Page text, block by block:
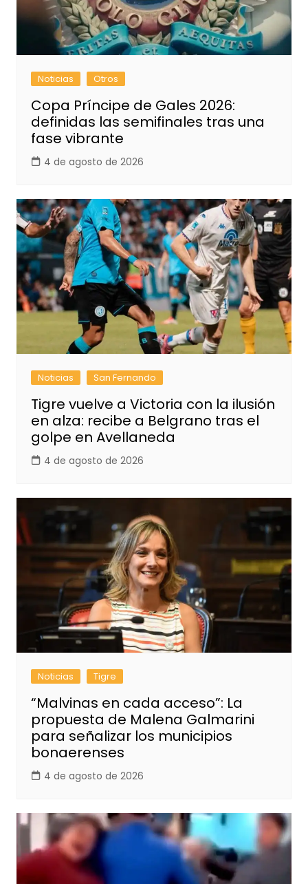
Noticias Otros
Copa Príncipe de Gales 2026:
definidas las semifinales tras una
fase vibrante
4 de agosto de 2026
Noticias San Fernando
Tigre vuelve a Victoria con la ilusión
en alza: recibe a Belgrano tras el
golpe en Avellaneda
4 de agosto de 2026
Noticias Tigre
“Malvinas en cada acceso”: La
propuesta de Malena Galmarini
para señalizar los municipios
bonaerenses
4 de agosto de 2026